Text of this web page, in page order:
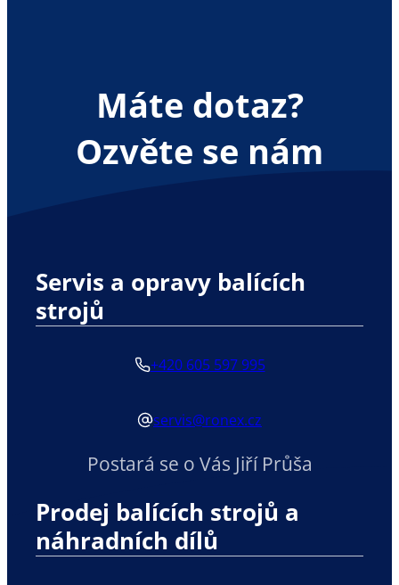
Máte dotaz?
Ozvěte se nám
Servis a opravy balících
strojů
+420 605 597 995
servis@ronex.cz
Postará se o Vás Jiří Průša
Prodej balících strojů a
náhradních dílů